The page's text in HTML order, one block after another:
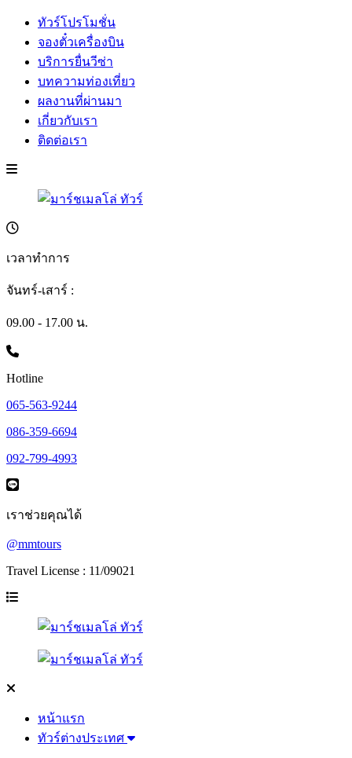
ทัวร์โปรโมชั่น
จองตั๋วเครื่องบิน
บริการยื่นวีซ่า
บทความท่องเที่ยว
ผลงานที่ผ่านมา
เกี่ยวกับเรา
ติดต่อเรา
เวลาทำการ
จันทร์-เสาร์ :
09.00 - 17.00 น.
Hotline
065-563-9244
086-359-6694
092-799-4993
เราช่วยคุณได้
@mmtours
Travel License : 11/09021
หน้าแรก
ทัวร์ต่างประเทศ